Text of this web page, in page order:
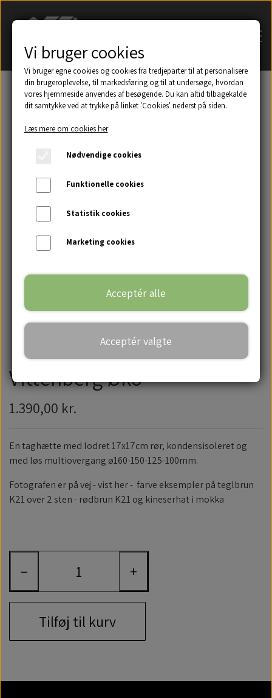
Søg på navn af tagsten
Et udsnit af eksempler på taghætter mm.
Galleri
Handelsbetingelser
Vittenberg Øko
1.390,00 kr.
En taghætte med lodret 17x17cm rør, kondensisoleret og
med løs multiovergang ø160-150-125-100mm.
Fotografen er på vej - vist her - farve eksempler på teglbrun
K21 over 2 sten - rødbrun K21 og kineserhat i mokka
− +
Tilføj til kurv
Vi bruger cookies
Vi bruger egne cookies og cookies fra tredjeparter til at personalisere
din brugeroplevelse, til markedsføring og til at undersøge, hvordan
vores hjemmeside anvendes af besøgende. Du kan altid tilbagekalde
dit samtykke ved at trykke på linket 'Cookies' nederst på siden.
Læs mere om cookies her
Nødvendige cookies
Funktionelle cookies
Statistik cookies
Marketing cookies
Acceptér alle
Acceptér valgte